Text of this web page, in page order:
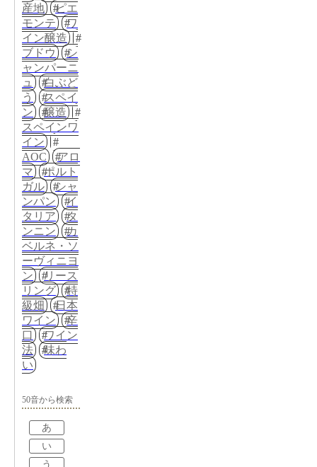
産地
ピエ
モンテ
ワ
イン醸造
ブドウ
シ
ャンパーニ
ュ
白ぶど
う
スペイ
ン
醸造
スペインワ
イン
AOC
アロ
マ
ポルト
ガル
シャ
ンパン
イ
タリア
タ
ンニン
カ
ベルネ・ソ
ーヴィニヨ
ン
リース
リング
特
級畑
日本
ワイン
辛
口
ワイン
法
味わ
い
50音から検索
あ
い
う